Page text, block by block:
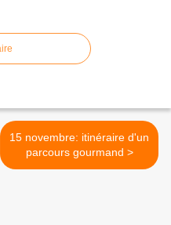
15 novembre: itinéraire d'un
parcours gourmand >